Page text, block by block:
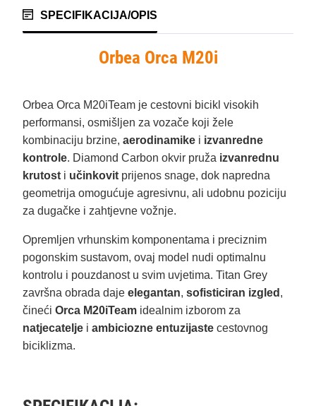
SPECIFIKACIJA/OPIS
Orbea Orca M20i
Orbea Orca M20iTeam je cestovni bicikl visokih
performansi, osmišljen za vozače koji žele
kombinaciju brzine, aerodinamike i izvanredne
kontrole. Diamond Carbon okvir pruža izvanrednu
krutost i učinkovit prijenos snage, dok napredna
geometrija omogućuje agresivnu, ali udobnu poziciju
za dugačke i zahtjevne vožnje.
Opremljen vrhunskim komponentama i preciznim
pogonskim sustavom, ovaj model nudi optimalnu
kontrolu i pouzdanost u svim uvjetima. Titan Grey
završna obrada daje elegantan, sofisticiran izgled ,
čineći Orca M20iTeam idealnim izborom za
natjecatelje i ambiciozne entuzijaste cestovnog
biciklizma.